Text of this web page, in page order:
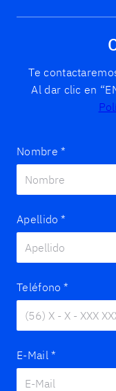
Te
Al dar clic en
Nombre *
Apellido *
Teléfono *
E-Mail *